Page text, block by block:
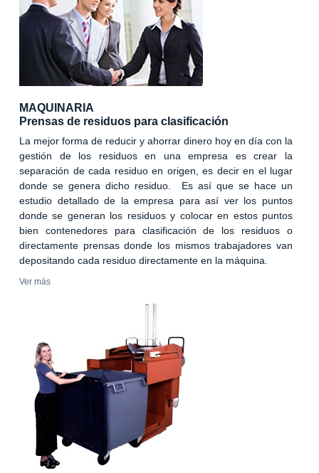
MAQUINARIA
Prensas de residuos para clasificación
La mejor forma de reducir y ahorrar dinero hoy en día con la
gestión de los residuos en una empresa es crear la
separación de cada residuo en origen, es decir en el lugar
donde se genera dicho residuo. Es así que se hace un
estudio detallado de la empresa para así ver los puntos
donde se generan los residuos y colocar en estos puntos
bien contenedores para clasificación de los residuos o
directamente prensas donde los mismos trabajadores van
depositando cada residuo directamente en la máquina.
Ver más